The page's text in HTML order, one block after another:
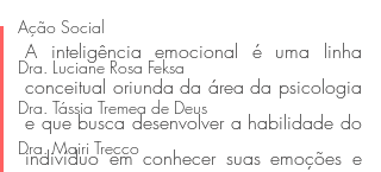
Ação Social
Dra. Luciane Rosa Feksa
Dra. Tássia Tremea de Deus
Dra. Mairi Trecco
A inteligência emocional é uma linha
conceitual oriunda da área da psicologia
e que busca desenvolver a habilidade do
indivíduo em conhecer suas emoções e